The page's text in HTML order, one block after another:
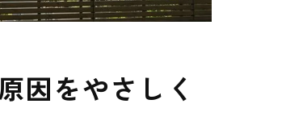
因をやさしく